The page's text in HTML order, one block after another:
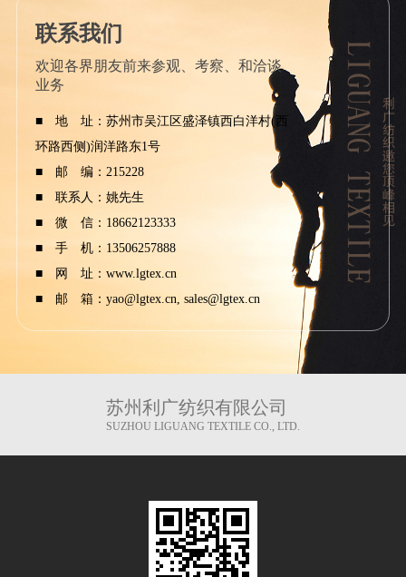
联系我们
欢迎各界朋友前来参观、考察、和洽谈
业务
■ 地 址：苏州市吴江区盛泽镇西白洋村(西
环路西侧)润洋路东1号
■ 邮 编：215228
■ 联系人：姚先生
■ 微 信：18662123333
■ 手 机：13506257888
■ 网 址：www.lgtex.cn
■ 邮 箱：yao@lgtex.cn, sales@lgtex.cn
苏州利广纺织有限公司
SUZHOU LIGUANG TEXTILE CO., LTD.